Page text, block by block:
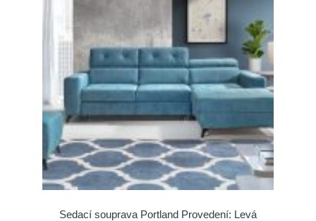
Sedací souprava Portland Provedení: Levá